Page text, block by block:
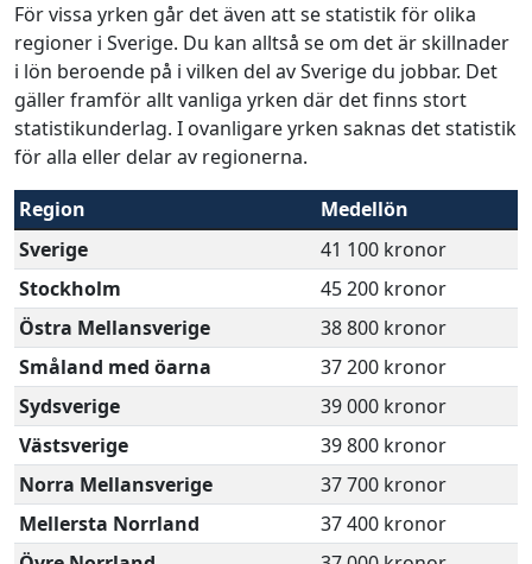
För vissa yrken går det även att se statistik för olika
regioner i Sverige. Du kan alltså se om det är skillnader
i lön beroende på i vilken del av Sverige du jobbar. Det
gäller framför allt vanliga yrken där det finns stort
statistikunderlag. I ovanligare yrken saknas det statistik
för alla eller delar av regionerna.
Region
Medellön
Sverige
41 100 kronor
Stockholm
45 200 kronor
Östra Mellansverige
38 800 kronor
Småland med öarna
37 200 kronor
Sydsverige
39 000 kronor
Västsverige
39 800 kronor
Norra Mellansverige
37 700 kronor
Mellersta Norrland
37 400 kronor